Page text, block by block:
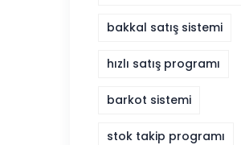
bakkal satış sistemi
hızlı satış programı
barkot sistemi
stok takip programı